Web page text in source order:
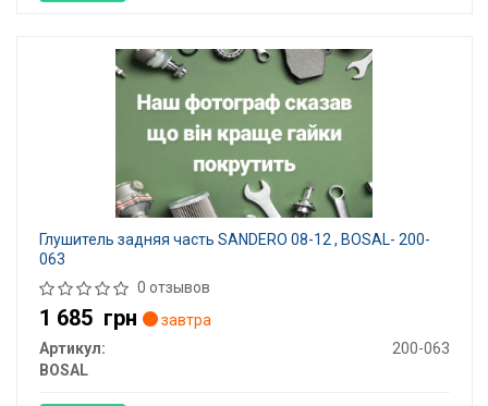
Глушитель задняя часть SANDERO 08-12 , BOSAL- 200-
063
0 отзывов
1 685 грн
завтра
Артикул:
200-063
BOSAL